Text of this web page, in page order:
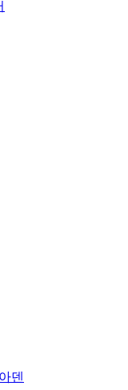
덴